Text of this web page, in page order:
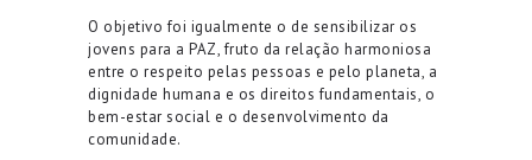
O objetivo foi igualmente o de sensibilizar os
jovens para a PAZ, fruto da relação harmoniosa
entre o respeito pelas pessoas e pelo planeta, a
dignidade humana e os direitos fundamentais, o
bem-estar social e o desenvolvimento da
comunidade.